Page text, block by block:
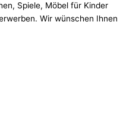
Spiele, Möbel für Kinder
Wir wünschen Ihnen